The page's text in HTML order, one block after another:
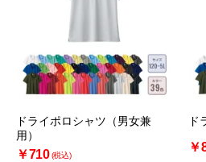
ドライポロシャツ（男女兼
用）
￥710 (税込)
ド
￥